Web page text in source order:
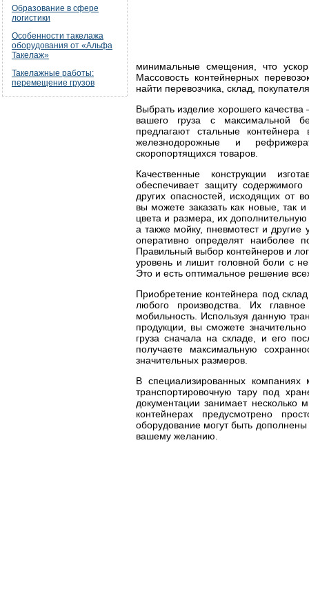
Образование в сфере
логистики
Особенности такелажа
оборудования от «Альфа
Такелаж»
Такелажные работы:
перемещение грузов
минимальные смещения, что
Массовость контейнерных
найти перевозчика, склад,
Выбрать изделие хорошего
вашего груза с максимальной
предлагают стальные контейнера
железнодорожные и
скоропортящихся товаров.
Качественные конструкции
обеспечивает защиту
других опасностей, исходящих от
вы можете заказать как новые, так
цвета и размера, их дополнительную
а также мойку, пневмотест и
оперативно определят наиболее
Правильный выбор контейнеров и
уровень и лишит головной боли с
Это и есть оптимальное решение
Приобретение контейнера под
любого производства. Их
мобильность. Используя данную
продукции, вы сможете
груза сначала на складе, и его
получаете максимальную
значительных размеров.
В специализированных
транспортировочную тару под
документации занимает несколько
контейнерах предусмотрено
оборудование могут быть
вашему желанию.